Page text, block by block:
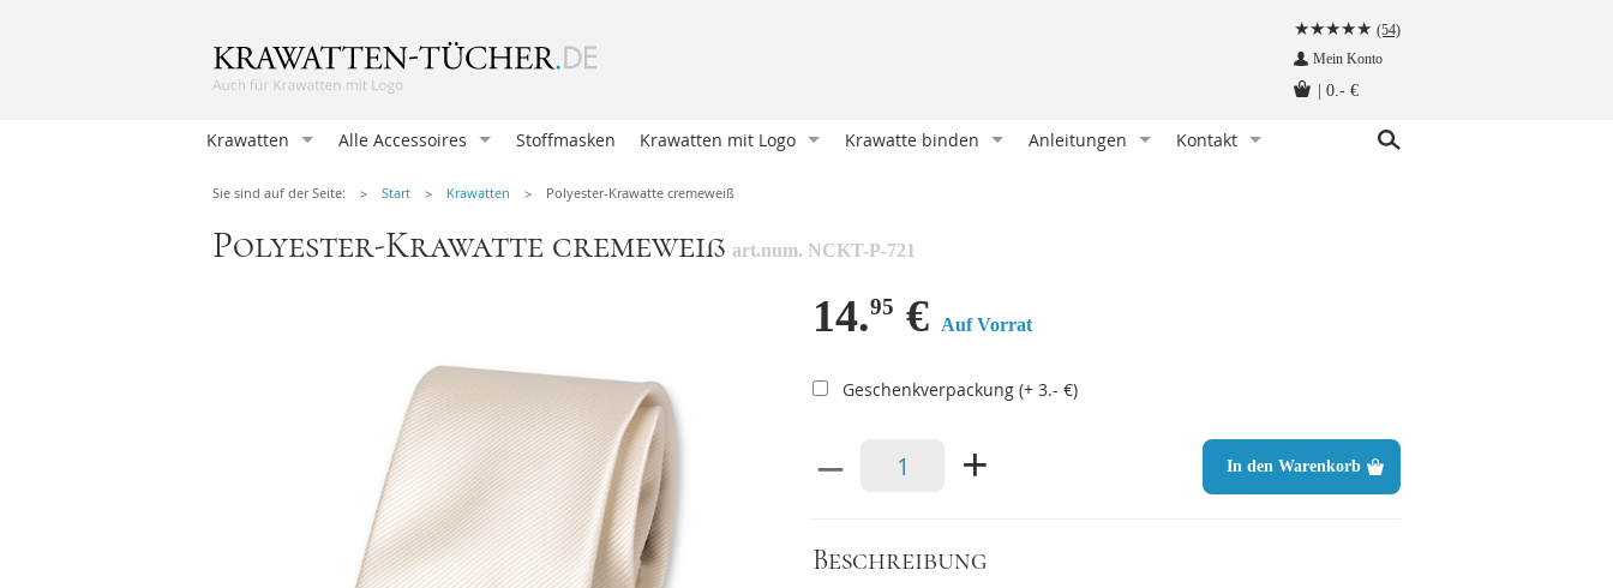
(54)
Mein Konto
0.- €
Krawatten
Alle Accessoires
Herrenfliegen
Manschettenknöpfen
Hosenträger
Krawattennadeln
Herren-Taschentücher
Socken
Stoffmasken
Stoffmasken
Krawatten mit Logo
Krawatten und Schals
Geschenkverpackungen
Accessoires mit Logo
Krawatte binden
Pratt Knoten
Doppelter Windsor
Nicky Knoten
Einfacher Windsor
Sankt Andreas
Das 1x1 der Krawattenknoten
Anleitungen
Krawatte aufbewahren - so geht‘s richtig
Manschettenknöpfe - wie werden sie getragen
Hosenträger - wie werden sie getragen
Kontakt
Sie sind auf der Seite: Start Krawatten Polyester-Krawatte cremeweiß
Polyester-Krawatte cremeweiß art.num. NCKT-P-721
14.95 € Auf Vorrat
Geschenkverpackung (+ 3.- €)
– + In den Warenkorb
Beschreibung